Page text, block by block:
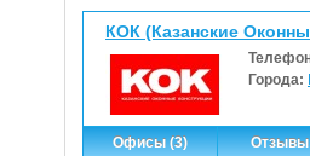
КОК (Казанские
Города:
Офисы (3) Отзывы